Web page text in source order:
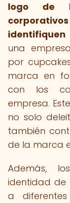
logo de
una
por
marca en
con los
empresa.
no solo
también
de la marca
Además,
identidad de
a